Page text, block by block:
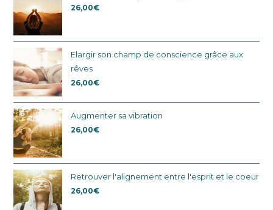
26,00€
Elargir son champ de conscience grâce aux
rêves
26,00€
Augmenter sa vibration
26,00€
Retrouver l'alignement entre l'esprit et le coeur
26,00€